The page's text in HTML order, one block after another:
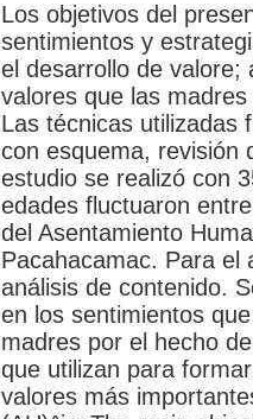
Los objetivos del
sentimientos y
el desarrollo de valore;
valores que las
Las técnicas utilizadas
con esquema, revisión
estudio se realizó con
edades fluctuaron
del Asentamiento
Pacahacamac. Para el
análisis de contenido.
en los sentimientos
madres por el hecho
que utilizan para
valores más